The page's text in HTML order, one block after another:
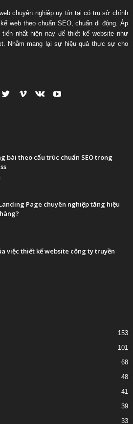
chuyên nghiệp uy tín tại có trụ sở chính
web theo chuẩn SEO, chuẩn di động. Áp
nhất hiện nay để thiết kế website như
Nhằm mang lại sự hiệu quả thực sự cho
bài theo cấu trúc chuẩn SEO trong
Page chuyên nghiệp tăng hiệu
việc thiết kế website công ty truyền
153
101
68
48
41
39
33